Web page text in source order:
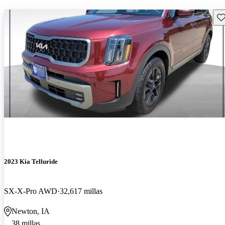
2023 Kia Telluride
SX-X-Pro AWD 32,617 millas
Newton, IA